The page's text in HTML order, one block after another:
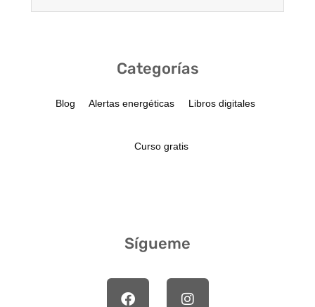
Categorías
Blog Alertas energéticas Libros digitales
Curso gratis
Sígueme